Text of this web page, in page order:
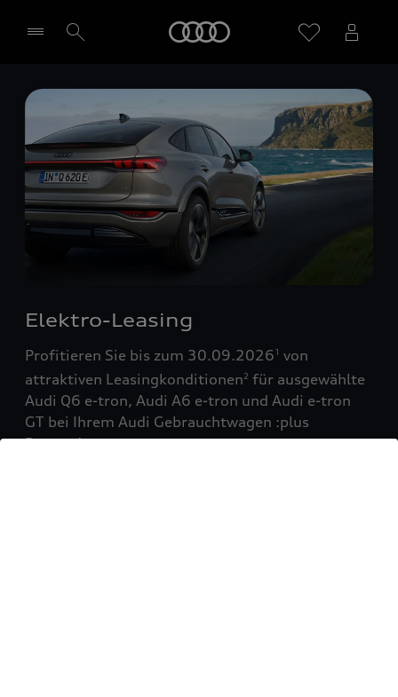
Händler wählen
Elektro-Leasing
Profitieren Sie bis zum 30.09.20261 von
attraktiven Leasingkonditionen2 für ausgewählte
Audi Q6 e-tron, Audi A6 e-tron und Audi e-tron
GT bei Ihrem Audi Gebrauchtwagen :plus
Partner!